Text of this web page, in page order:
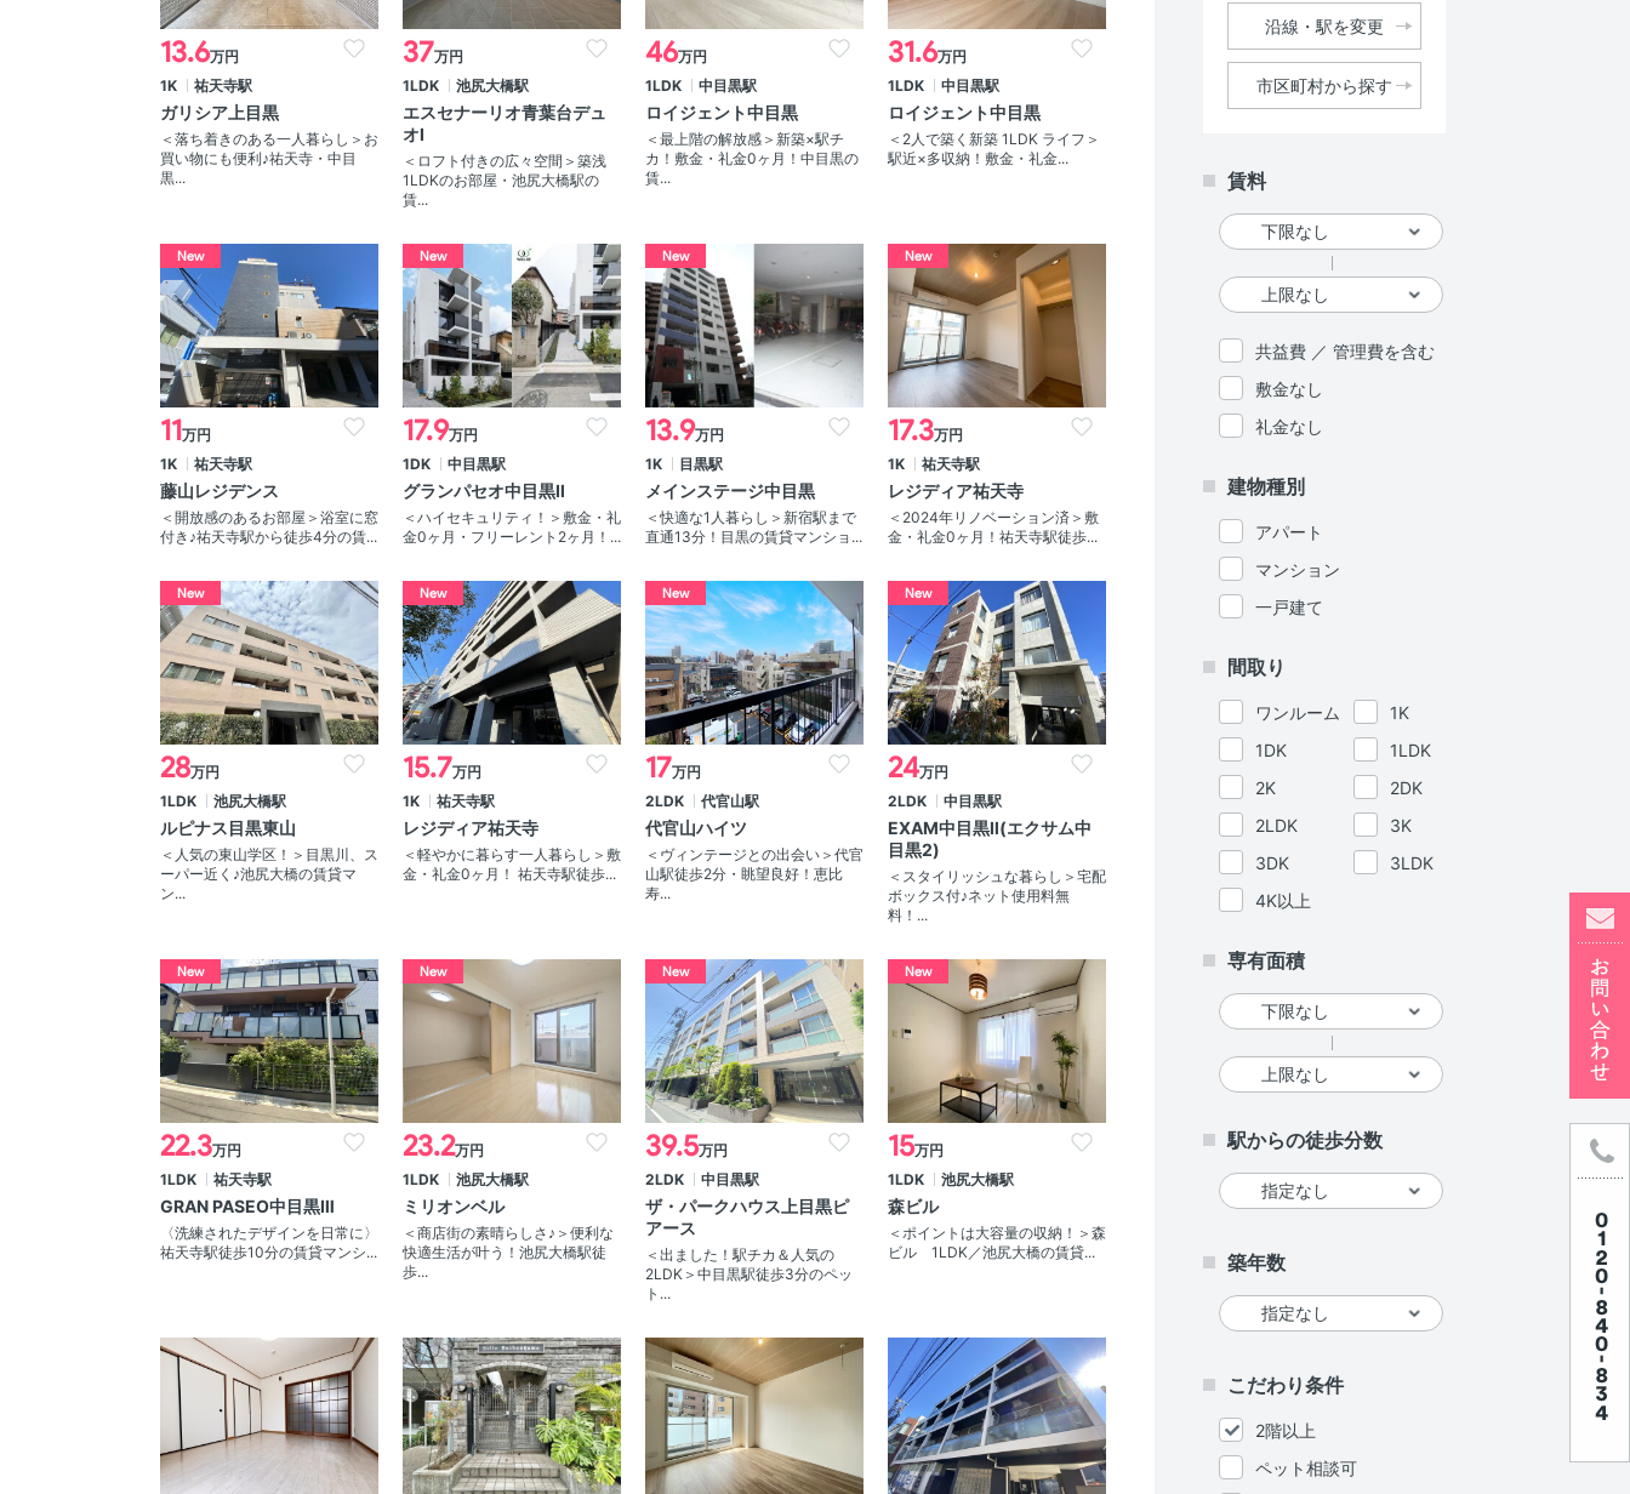
13.6万円
1K
祐天寺駅
ガリシア上目黒
＜落ち着きのある一人暮らし＞お
買い物にも便利♪祐天寺・中目
黒...
37万円
1LDK
池尻大橋駅
エスセナーリオ青葉台デュ
オⅠ
＜ロフト付きの広々空間＞築浅
1LDKのお部屋・池尻大橋駅の
賃...
46万円
1LDK
中目黒駅
ロイジェント中目黒
＜最上階の解放感＞新築×駅チ
カ！敷金・礼金0ヶ月！中目黒の
賃...
31.6万円
1LDK
中目黒駅
ロイジェント中目黒
＜2人で築く新築 1LDK ライフ＞
駅近×多収納！敷金・礼金...
New
11万円
1K
祐天寺駅
藤山レジデンス
＜開放感のあるお部屋＞浴室に窓
付き♪祐天寺駅から徒歩4分の賃...
New
17.9万円
1DK
中目黒駅
グランパセオ中目黒Ⅱ
＜ハイセキュリティ！＞敷金・礼
金0ヶ月・フリーレント2ヶ月！...
New
13.9万円
1K
目黒駅
メインステージ中目黒
＜快適な1人暮らし＞新宿駅まで
直通13分！目黒の賃貸マンショ...
New
17.3万円
1K
祐天寺駅
レジディア祐天寺
＜2024年リノベーション済＞敷
金・礼金0ヶ月！祐天寺駅徒歩...
New
28万円
1LDK
池尻大橋駅
ルピナス目黒東山
＜人気の東山学区！＞目黒川、ス
ーパー近く♪池尻大橋の賃貸マ
ン...
New
15.7万円
1K
祐天寺駅
レジディア祐天寺
＜軽やかに暮らす一人暮らし＞敷
金・礼金0ヶ月！ 祐天寺駅徒歩...
New
17万円
2LDK
代官山駅
代官山ハイツ
＜ヴィンテージとの出会い＞代官
山駅徒歩2分・眺望良好！恵比
寿...
New
24万円
2LDK
中目黒駅
EXAM中目黒Ⅱ(エクサム中
目黒2)
＜スタイリッシュな暮らし＞宅配
ボックス付♪ネット使用料無
料！...
New
22.3万円
1LDK
祐天寺駅
GRAN PASEO中目黒Ⅲ
〈洗練されたデザインを日常に〉
祐天寺駅徒歩10分の賃貸マンシ...
New
23.2万円
1LDK
池尻大橋駅
ミリオンベル
＜商店街の素晴らしさ♪＞便利な
快適生活が叶う！池尻大橋駅徒
歩...
New
39.5万円
2LDK
中目黒駅
ザ・パークハウス上目黒ピ
アース
＜出ました！駅チカ＆人気の
2LDK＞中目黒駅徒歩3分のペッ
ト...
New
15万円
1LDK
池尻大橋駅
森ビル
＜ポイントは大容量の収納！＞森
ビル 1LDK／池尻大橋の賃貸...
沿線・駅を変更
市区町村から探す
賃料
共益費 ／ 管理費を含む
敷金なし
礼金なし
建物種別
アパート
マンション
一戸建て
間取り
ワンルーム
1K
1DK
1LDK
2K
2DK
2LDK
3K
3DK
3LDK
4K以上
専有面積
駅からの徒歩分数
築年数
こだわり条件
2階以上
ペット相談可